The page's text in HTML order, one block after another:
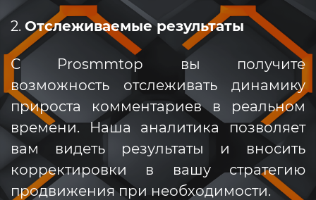
2. Отслеживаемые результаты
С Prosmmtop вы получите
возможность отслеживать динамику
прироста комментариев в реальном
времени. Наша аналитика позволяет
вам видеть результаты и вносить
корректировки в вашу стратегию
продвижения при необходимости.